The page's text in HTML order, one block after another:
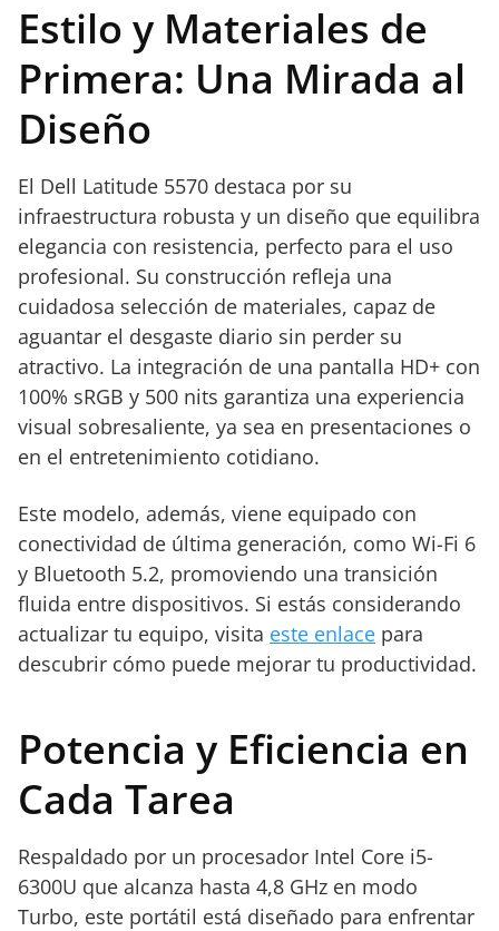
Estilo y Materiales de
Primera: Una Mirada al
Diseño
El Dell Latitude 5570 destaca por su
infraestructura robusta y un diseño que equilibra
elegancia con resistencia, perfecto para el uso
profesional. Su construcción refleja una
cuidadosa selección de materiales, capaz de
aguantar el desgaste diario sin perder su
atractivo. La integración de una pantalla HD+ con
100% sRGB y 500 nits garantiza una experiencia
visual sobresaliente, ya sea en presentaciones o
en el entretenimiento cotidiano.
Este modelo, además, viene equipado con
conectividad de última generación, como Wi-Fi 6
y Bluetooth 5.2, promoviendo una transición
fluida entre dispositivos. Si estás considerando
actualizar tu equipo, visita este enlace para
descubrir cómo puede mejorar tu productividad.
Potencia y Eficiencia en
Cada Tarea
Respaldado por un procesador Intel Core i5-
6300U que alcanza hasta 4,8 GHz en modo
Turbo, este portátil está diseñado para enfrentar